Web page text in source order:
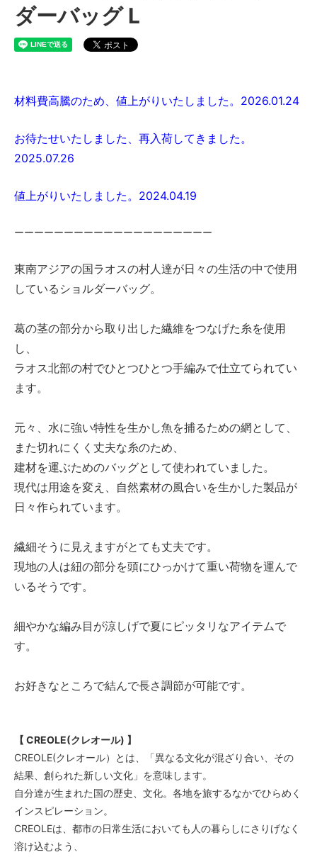
ダーバッグ L
材料費高騰のため、値上がりいたしました。2026.01.24
お待たせいたしました、再入荷してきました。
2025.07.26
値上がりいたしました。2024.04.19
ーーーーーーーーーーーーーーーーーーーー
東南アジアの国ラオスの村人達が日々の生活の中で使用
しているショルダーバッグ。
葛の茎の部分から取り出した繊維をつなげた糸を使用
し、
ラオス北部の村でひとつひとつ手編みで仕立てられてい
ます。
元々、水に強い特性を生かし魚を捕るための網として、
また切れにくく丈夫な糸のため、
建材を運ぶためのバッグとして使われていました。
現代は用途を変え、自然素材の風合いを生かした製品が
日々作られています。
繊細そうに見えますがとても丈夫です。
現地の人は紐の部分を頭にひっかけて重い荷物を運んで
いるそうです。
細やかな編み目が涼しげで夏にピッタリなアイテムで
す。
お好きなところで結んで長さ調節が可能です。
【 CREOLE(クレオール) 】
CREOLE(クレオール）とは、「異なる文化が混ざり合い、その
結果、創られた新しい文化」を意味します。
自分達が生まれた国の歴史、文化。各地を旅するなかでひらめく
インスピレーション。
CREOLEは、都市の日常生活においても人の暮らしにさりげなく
溶け込むよう、